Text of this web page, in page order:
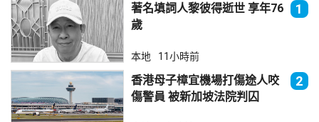
著名填詞人黎彼得逝世 享年76
歲
1
本地 11小時前
香港母子樟宜機場打傷途人咬
傷警員 被新加坡法院判囚
2